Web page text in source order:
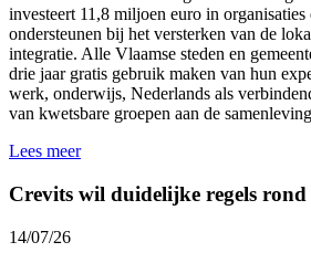
investeert 11,8 miljoen euro in organisaties
ondersteunen bij het versterken van de
integratie. Alle Vlaamse steden en
drie jaar gratis gebruik maken van hun
werk, onderwijs, Nederlands als
van kwetsbare groepen aan de
Lees meer
Crevits wil duidelijke regels rond
14/07/26